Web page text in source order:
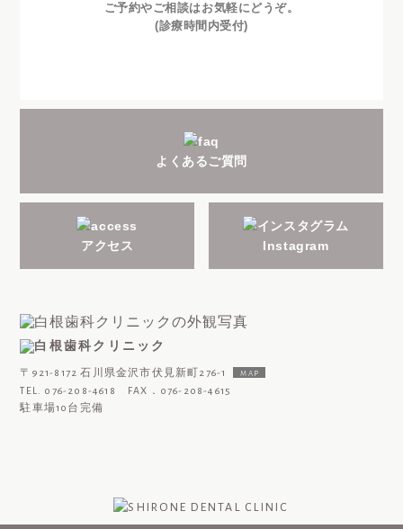
ご予約やご相談はお気軽にどうぞ。
(診療時間内受付)
よくあるご質問
アクセス Instagram
〒921-8172 石川県金沢市伏見新町276-1 MAP
TEL. 076-208-4618 FAX．076-208-4615
駐車場10台完備